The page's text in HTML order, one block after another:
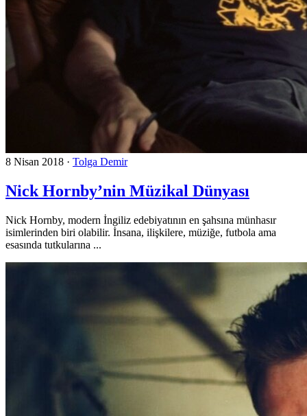
8 Nisan 2018 · Tolga Demir
Nick Hornby’nin Müzikal Dünyası
Nick Hornby, modern İngiliz edebiyatının en şahsına münhasır
isimlerinden biri olabilir. İnsana, ilişkilere, müziğe, futbola ama
esasında tutkularına ...